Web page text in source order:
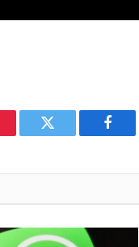
فيسبوك تويتر